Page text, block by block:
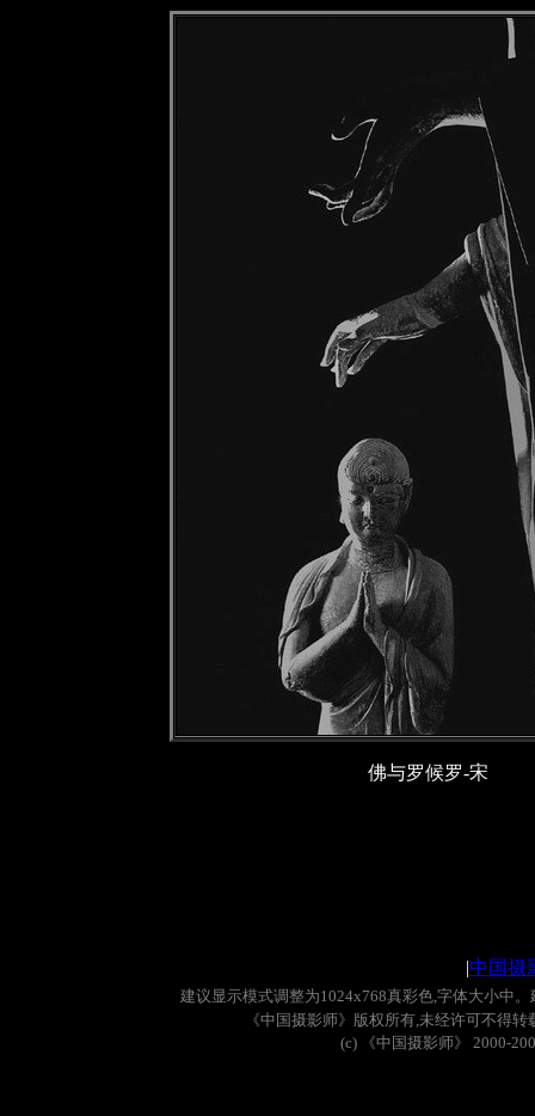
佛与罗候罗-宋
|中国摄
建议显示模式调整为1024x768真彩色,字体大小中。
《中国摄影师》版权所有,未经许可不得转
(c)
《中国摄影师》 2000-200